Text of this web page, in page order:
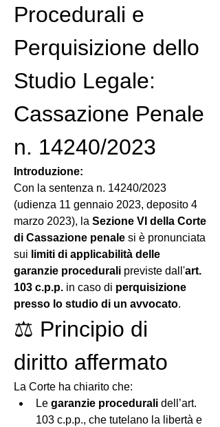
Procedurali e
Perquisizione dello
Studio Legale:
Cassazione Penale
n. 14240/2023
Introduzione:
Con la sentenza n. 14240/2023
(udienza 11 gennaio 2023, deposito 4
marzo 2023), la Sezione VI della Corte
di Cassazione penale si è pronunciata
sui limiti di applicabilità delle
garanzie procedurali previste dall'art.
103 c.p.p. in caso di perquisizione
presso lo studio di un avvocato.
⚖️ Principio di
diritto affermato
La Corte ha chiarito che:
Le garanzie procedurali dell’art.
103 c.p.p., che tutelano la libertà e